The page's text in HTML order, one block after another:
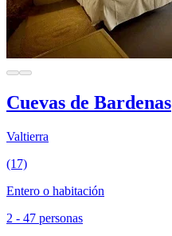
Cuevas de Bardenas
Valtierra
(17)
Entero o habitación
2 - 47 personas